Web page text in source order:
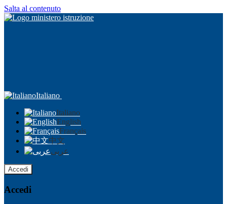
Salta al contenuto
Italiano
Italiano
English
Français
中文
عربى
Accedi
Accedi